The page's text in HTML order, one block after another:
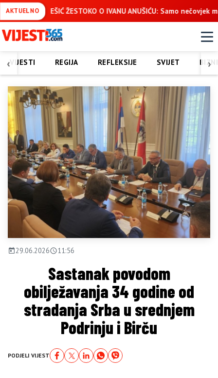
AKTUELNO
O IVANU ANUŠIĆU: Samo nečovjek može žaliti što nije
‹ ›
VIJESTI REGIJA REFLEKSIJE SVIJET
29.06.2026 11:56
Sastanak povodom
obilježavanja 34 godine od
stradanja Srba u srednjem
Podrinju i Birču
PODJELI VIJEST